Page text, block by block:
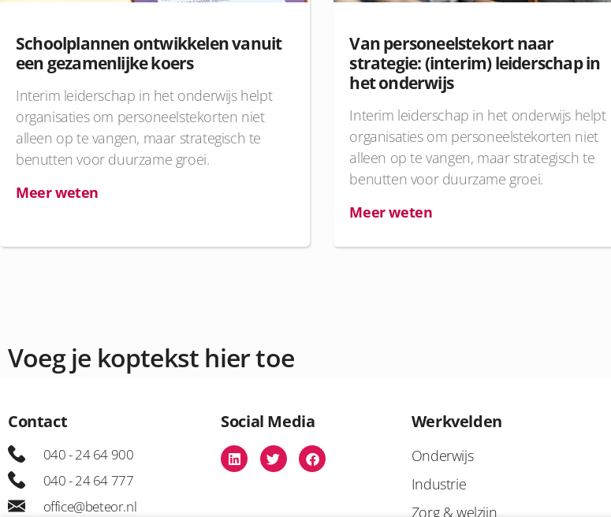
Schoolplannen ontwikkelen vanuit
een gezamenlijke koers
Interim leiderschap in het onderwijs helpt
organisaties om personeelstekorten niet
alleen op te vangen, maar strategisch te
benutten voor duurzame groei.
Meer weten
Van personeelstekort naar
strategie: (interim) leiderschap in
het onderwijs
Interim leiderschap in het onderwijs helpt
organisaties om personeelstekorten niet
alleen op te vangen, maar strategisch te
benutten voor duurzame groei.
Meer weten
Voeg je koptekst hier toe
Contact
040 - 24 64 900
040 - 24 64 777
office@beteor.nl
Social Media Werkvelden
Onderwijs
Industrie
Zorg & welzijn